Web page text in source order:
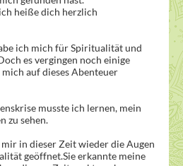
heiße dich herzlich
ich mich für Spiritualität und
es vergingen noch einige
auf dieses Abenteuer
musste ich lernen, mein
zu sehen.
in dieser Zeit wieder die Augen
geöffnet.Sie erkannte meine